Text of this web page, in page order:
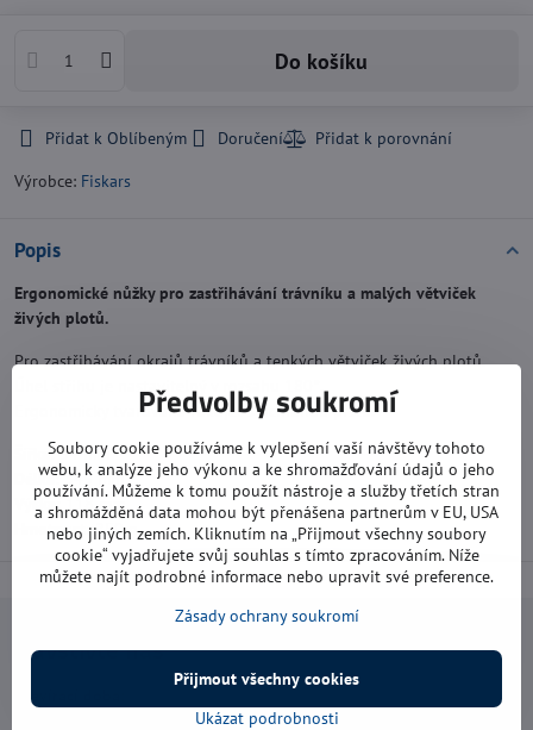
Do košíku
Přidat k Oblíbeným
Doručení
Výrobce: Fiskars
Popis
Ergonomické nůžky pro zastřihávání trávníku a malých větviček
živých plotů.
Pro zastřihávání okrajů trávníků a tenkých větviček živých plotů.
Úhel střihu je nastavitelný v rozsahu 180°.
Ergonomicky tvarovaná rukojeť s ochranou prstů.
Šířka:34 mm
Délka:345 mm
Výška:118 mm
Hmotnost:250 g
Navštivte nás
Otevírací doba:
Předvolby soukromí
Soubory cookie používáme k vylepšení vaší návštěvy tohoto
webu, k analýze jeho výkonu a ke shromažďování údajů o jeho
používání. Můžeme k tomu použít nástroje a služby třetích stran
a shromážděná data mohou být přenášena partnerům v EU, USA
nebo jiných zemích. Kliknutím na „Přijmout všechny soubory
cookie“ vyjadřujete svůj souhlas s tímto zpracováním. Níže
můžete najít podrobné informace nebo upravit své preference.
Zásady ochrany soukromí
Ukázat podrobnosti
Přijmout všechny cookies